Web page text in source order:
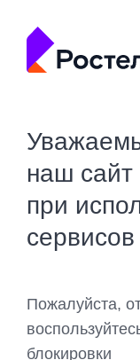
наш сайт
при
сервисов
Пожалуйста,
блокировки